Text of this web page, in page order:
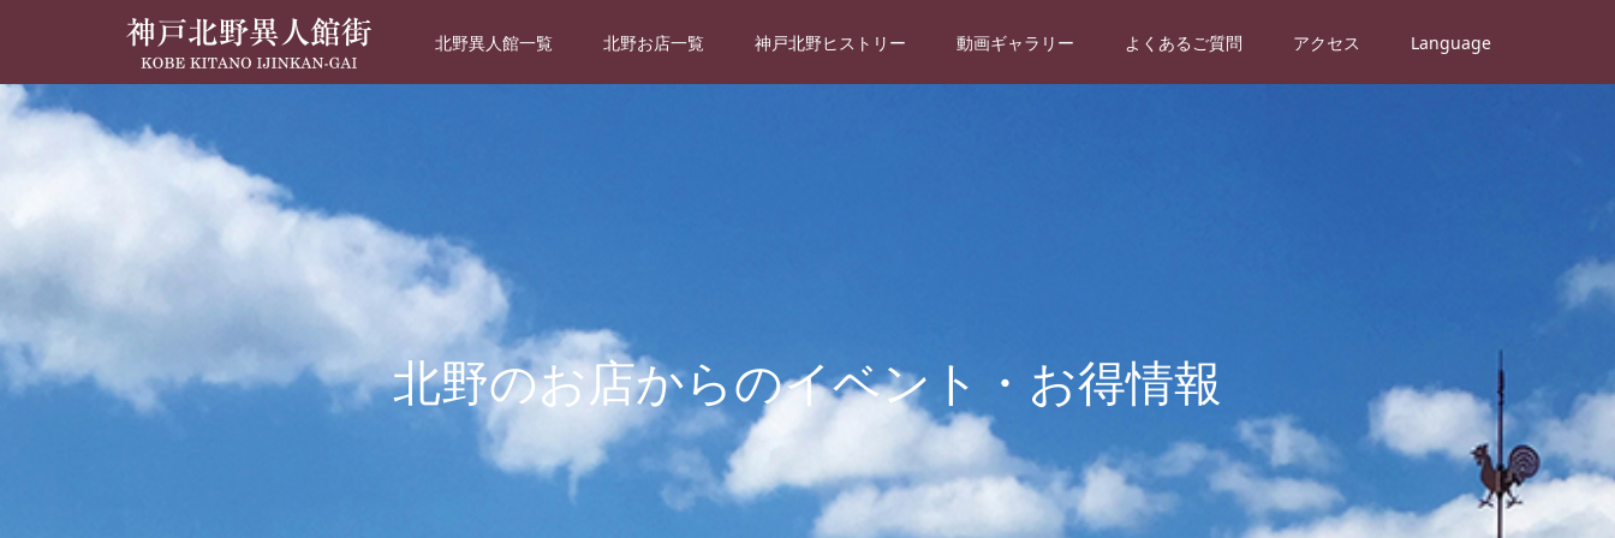
北野異人館一覧 北野お店一覧 神戸北野ヒストリー 動画ギャラリー よくあるご質問 アクセス Language
北野のお店からのイベント・お得情報